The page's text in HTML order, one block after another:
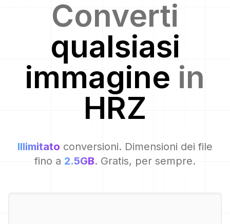
Converti
qualsiasi
immagine in
HRZ
Illimitato conversioni. Dimensioni dei file
fino a 2.5GB. Gratis, per sempre.